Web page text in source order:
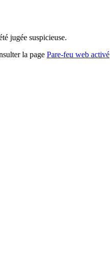
jugée suspicieuse.
la page Pare-feu web activé